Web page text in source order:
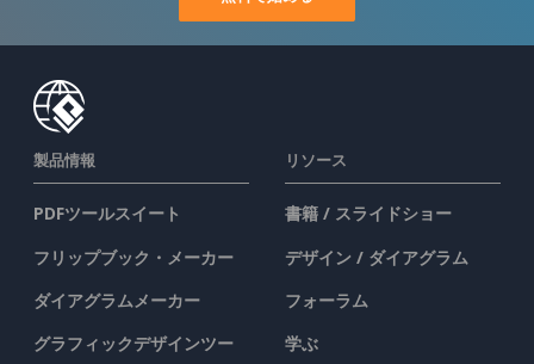
製品情報
PDFツールスイート
フリップブック・メーカー
ダイアグラムメーカー
グラフィックデザインツー
リソース
書籍 / スライドショー
デザイン / ダイアグラム
フォーラム
学ぶ